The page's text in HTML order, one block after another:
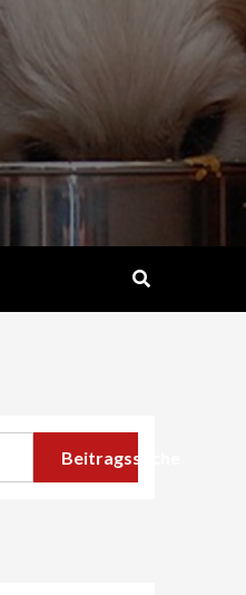
Beitragssuche